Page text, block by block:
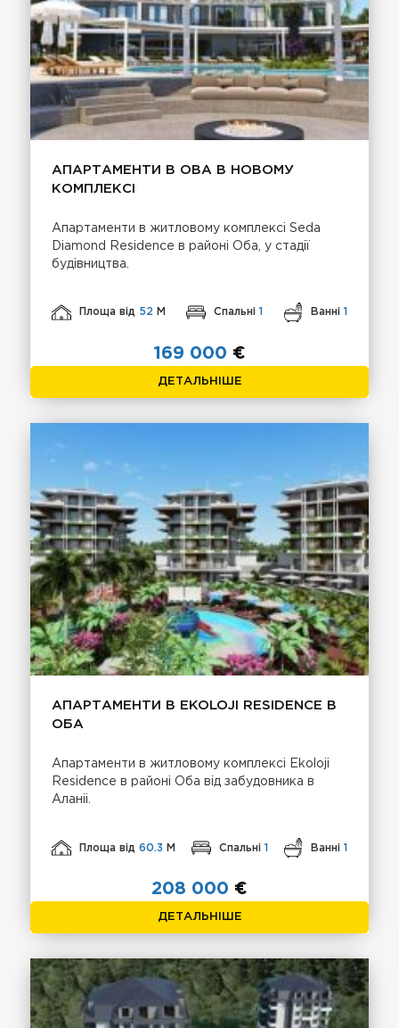
АПАРТАМЕНТИ В OBA В НОВОМУ
КОМПЛЕКСI
Апартаменти в житловому комплексі Seda
Diamond Residence в районі Оба, у стадії
будівництва.
Площа від 52 М Спальні 1 Ванні 1
169 000 €
ДЕТАЛЬНІШЕ
АПАРТАМЕНТИ В EKOLOJI RESIDENCE В
ОБА
Апартаменти в житловому комплексі Ekoloji
Residence в районі Оба від забудовника в
Аланіі.
Площа від60.3 М Спальні 1 Ванні 1
208 000 €
ДЕТАЛЬНІШЕ